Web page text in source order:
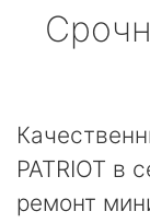
PATRIOT в
ремонт